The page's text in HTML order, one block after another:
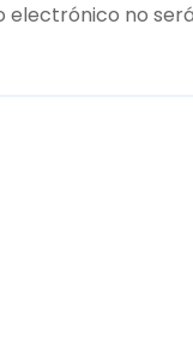
electrónico no